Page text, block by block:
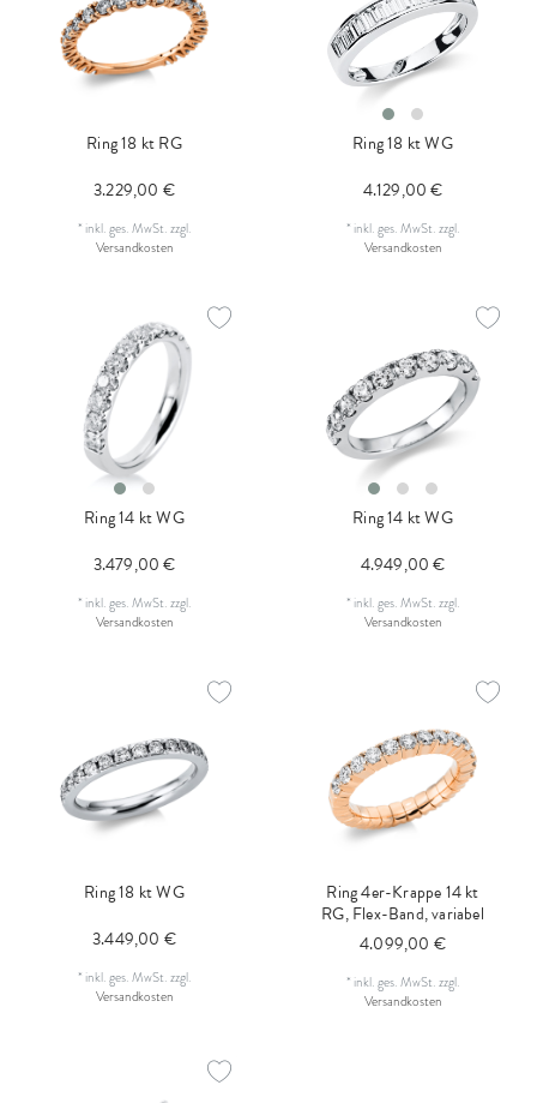
Ring 18 kt RG
3.229,00 €
* inkl. ges. MwSt.zzgl.
Versandkosten
Ring 18 kt WG
4.129,00 €
* inkl. ges. MwSt.zzgl.
Versandkosten
Ring 14 kt WG
3.479,00 €
* inkl. ges. MwSt.zzgl.
Versandkosten
Ring 14 kt WG
4.949,00 €
* inkl. ges. MwSt.zzgl.
Versandkosten
Ring 18 kt WG
3.449,00 €
* inkl. ges. MwSt.zzgl.
Versandkosten
Ring 4er-Krappe 14 kt
RG, Flex-Band, variabel
4.099,00 €
* inkl. ges. MwSt.zzgl.
Versandkosten